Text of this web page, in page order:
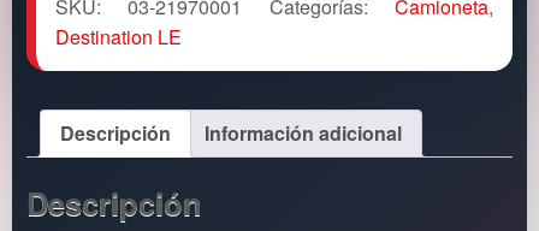
SKU:03-21970001 Categorías:Camioneta,
Destination LE
Descripción Información adicional
Descripción